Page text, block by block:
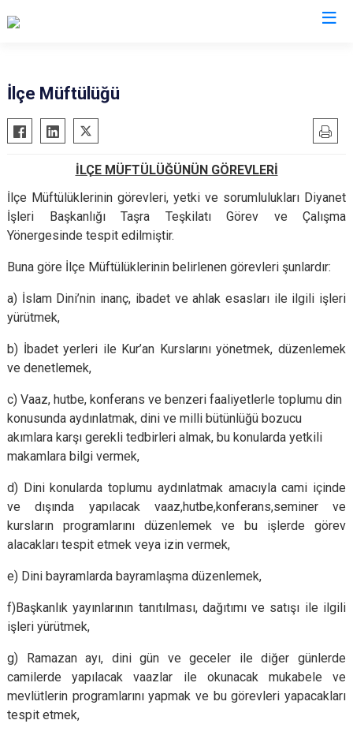
Acıpayam
Pamukkale
Baklan
Bekilli
Beyağaç
Bozkurt
Buldan
Çal
Çameli
Güney
Honaz
Kale
Serinhisar
Tavas
İlçe Müftülüğü
İLÇE MÜFTÜLÜĞÜNÜN GÖREVLERİ
İlçe Müftülüklerinin görevleri, yetki ve sorumlulukları Diyanet
İşleri Başkanlığı Taşra Teşkilatı Görev ve Çalışma
Yönergesinde tespit edilmiştir.
Buna göre İlçe Müftülüklerinin belirlenen görevleri şunlardır:
a) İslam Dini’nin inanç, ibadet ve ahlak esasları ile ilgili işleri
yürütmek,
b) İbadet yerleri ile Kur’an Kurslarını yönetmek, düzenlemek
ve denetlemek,
c) Vaaz, hutbe, konferans ve benzeri faaliyetlerle toplumu din
konusunda aydınlatmak, dini ve milli bütünlüğü bozucu
akımlara karşı gerekli tedbirleri almak, bu konularda yetkili
makamlara bilgi vermek,
d) Dini konularda toplumu aydınlatmak amacıyla cami içinde
ve dışında yapılacak vaaz,hutbe,konferans,seminer ve
kursların programlarını düzenlemek ve bu işlerde görev
alacakları tespit etmek veya izin vermek,
e) Dini bayramlarda bayramlaşma düzenlemek,
f)Başkanlık yayınlarının tanıtılması, dağıtımı ve satışı ile ilgili
işleri yürütmek,
g) Ramazan ayı, dini gün ve geceler ile diğer günlerde
camilerde yapılacak vaazlar ile okunacak mukabele ve
mevlütlerin programlarını yapmak ve bu görevleri yapacakları
tespit etmek,